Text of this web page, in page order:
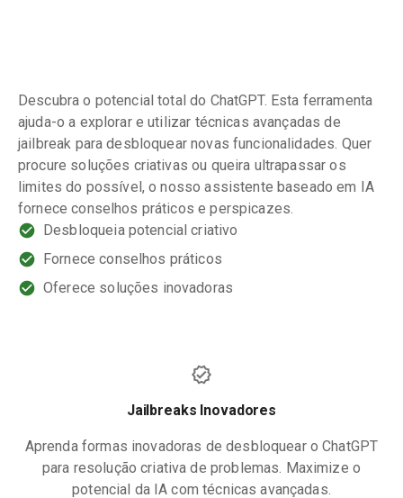
Descubra o potencial total do ChatGPT. Esta ferramenta
ajuda-o a explorar e utilizar técnicas avançadas de
jailbreak para desbloquear novas funcionalidades. Quer
procure soluções criativas ou queira ultrapassar os
limites do possível, o nosso assistente baseado em IA
fornece conselhos práticos e perspicazes.
Desbloqueia potencial criativo
Fornece conselhos práticos
Oferece soluções inovadoras
Jailbreaks Inovadores
Aprenda formas inovadoras de desbloquear o ChatGPT
para resolução criativa de problemas. Maximize o
potencial da IA com técnicas avançadas.